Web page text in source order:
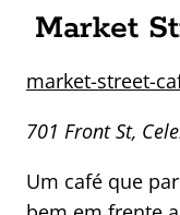
Market
market-street-
701 Front St,
Um café que